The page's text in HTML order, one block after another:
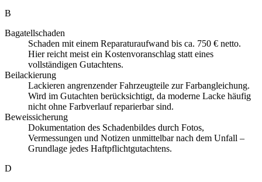
B
Bagatellschaden
Schaden mit einem Reparaturaufwand bis ca. 750 € netto.
Hier reicht meist ein Kostenvoranschlag statt eines
vollständigen Gutachtens.
Beilackierung
Lackieren angrenzender Fahrzeugteile zur Farbangleichung.
Wird im Gutachten berücksichtigt, da moderne Lacke häufig
nicht ohne Farbverlauf reparierbar sind.
Beweissicherung
Dokumentation des Schadenbildes durch Fotos,
Vermessungen und Notizen unmittelbar nach dem Unfall –
Grundlage jedes Haftpflichtgutachtens.
D